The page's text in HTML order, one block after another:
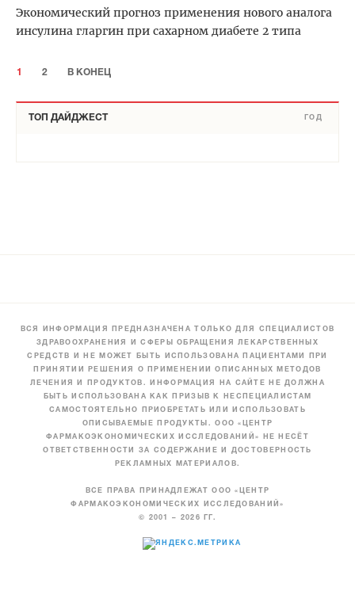
Экономический прогноз применения нового аналога
инсулина гларгин при сахарном диабете 2 типа
1 2 В КОНЕЦ
ТОП ДАЙДЖЕСТ ГОД
ВСЯ ИНФОРМАЦИЯ ПРЕДНАЗНАЧЕНА ТОЛЬКО ДЛЯ СПЕЦИАЛИСТОВ
ЗДРАВООХРАНЕНИЯ И СФЕРЫ ОБРАЩЕНИЯ ЛЕКАРСТВЕННЫХ
СРЕДСТВ И НЕ МОЖЕТ БЫТЬ ИСПОЛЬЗОВАНА ПАЦИЕНТАМИ ПРИ
ПРИНЯТИИ РЕШЕНИЯ О ПРИМЕНЕНИИ ОПИСАННЫХ МЕТОДОВ
ЛЕЧЕНИЯ И ПРОДУКТОВ. ИНФОРМАЦИЯ НА САЙТЕ НЕ ДОЛЖНА
БЫТЬ ИСПОЛЬЗОВАНА КАК ПРИЗЫВ К НЕСПЕЦИАЛИСТАМ
САМОСТОЯТЕЛЬНО ПРИОБРЕТАТЬ ИЛИ ИСПОЛЬЗОВАТЬ
ОПИСЫВАЕМЫЕ ПРОДУКТЫ. ООО «ЦЕНТР
ФАРМАКОЭКОНОМИЧЕСКИХ ИССЛЕДОВАНИЙ» НЕ НЕСЁТ
ОТВЕТСТВЕННОСТИ ЗА СОДЕРЖАНИЕ И ДОСТОВЕРНОСТЬ
РЕКЛАМНЫХ МАТЕРИАЛОВ.
ВСЕ ПРАВА ПРИНАДЛЕЖАТ ООО «ЦЕНТР
ФАРМАКОЭКОНОМИЧЕСКИХ ИССЛЕДОВАНИЙ»
© 2001 – 2026 ГГ.